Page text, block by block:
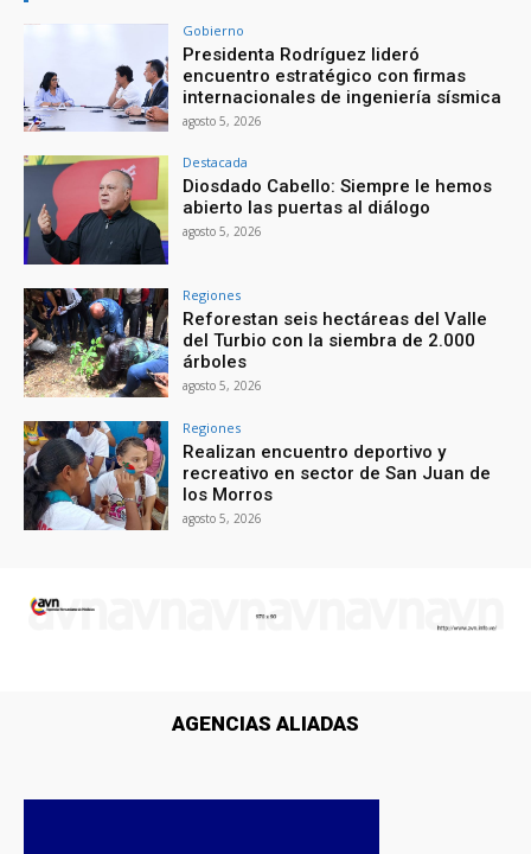
Gobierno
Presidenta Rodríguez lideró
encuentro estratégico con firmas
internacionales de ingeniería sísmica
agosto 5, 2026
Destacada
Diosdado Cabello: Siempre le hemos
abierto las puertas al diálogo
agosto 5, 2026
Regiones
Reforestan seis hectáreas del Valle
del Turbio con la siembra de 2.000
árboles
agosto 5, 2026
Regiones
Realizan encuentro deportivo y
recreativo en sector de San Juan de
los Morros
agosto 5, 2026
AGENCIAS ALIADAS